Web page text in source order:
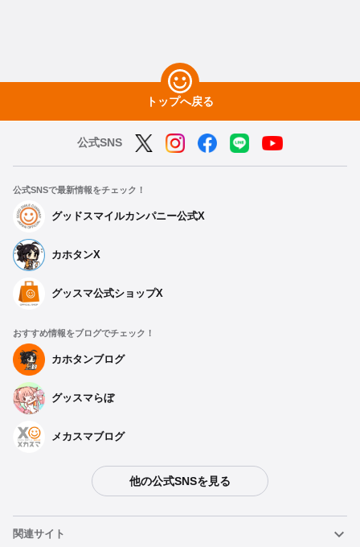
トップへ戻る
公式SNS
公式SNSで最新情報をチェック！
グッドスマイルカンパニー公式X
カホタンX
グッスマ公式ショップX
おすすめ情報をブログでチェック！
カホタンブログ
グッスマらぼ
メカスマブログ
他の公式SNSを見る
関連サイト